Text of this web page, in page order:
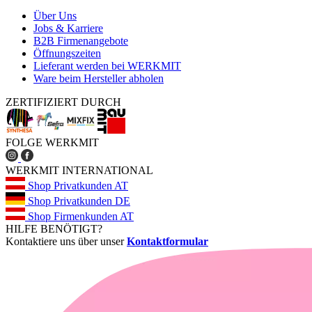
Über Uns
Jobs & Karriere
B2B Firmenangebote
Öffnungszeiten
Lieferant werden bei WERKMIT
Ware beim Hersteller abholen
ZERTIFIZIERT DURCH
FOLGE WERKMIT
WERKMIT INTERNATIONAL
Shop Privatkunden AT
Shop Privatkunden DE
Shop Firmenkunden AT
HILFE BENÖTIGT?
Kontaktiere uns über unserKontaktformular